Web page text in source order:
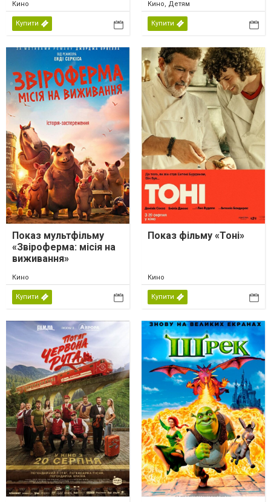
Кино
Купити
Кино, Детям
Купити
Показ мультфільму
«Звіроферма: місія на
виживання»
Кино
Купити
Показ фільму «Тоні»
Кино
Купити